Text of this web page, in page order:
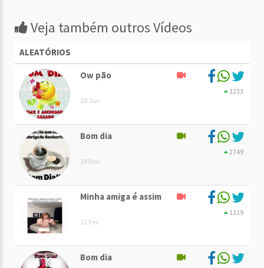
Veja também outros Vídeos
ALEATÓRIOS
Ow pão
18 Jun
1233
Bom dia
28 Nov
2749
Minha amiga é assim
11 Fev
1119
Bom dia